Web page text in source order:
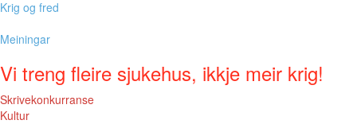
Krig og fred
Meiningar
Vi treng fleire sjukehus, ikkje meir krig!
Skrivekonkurranse
Kultur